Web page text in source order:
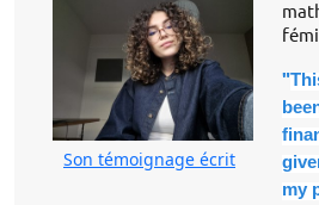
Son témoignage écrit
"
my